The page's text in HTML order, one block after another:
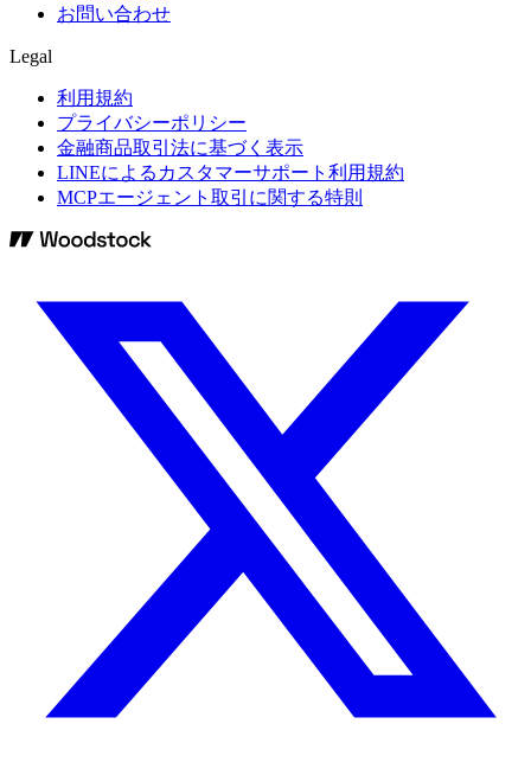
お問い合わせ
Legal
利用規約
プライバシーポリシー
金融商品取引法に基づく表示
LINEによるカスタマーサポート利用規約
MCPエージェント取引に関する特則